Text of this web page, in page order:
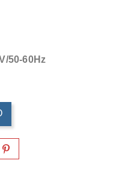
50-60Hz